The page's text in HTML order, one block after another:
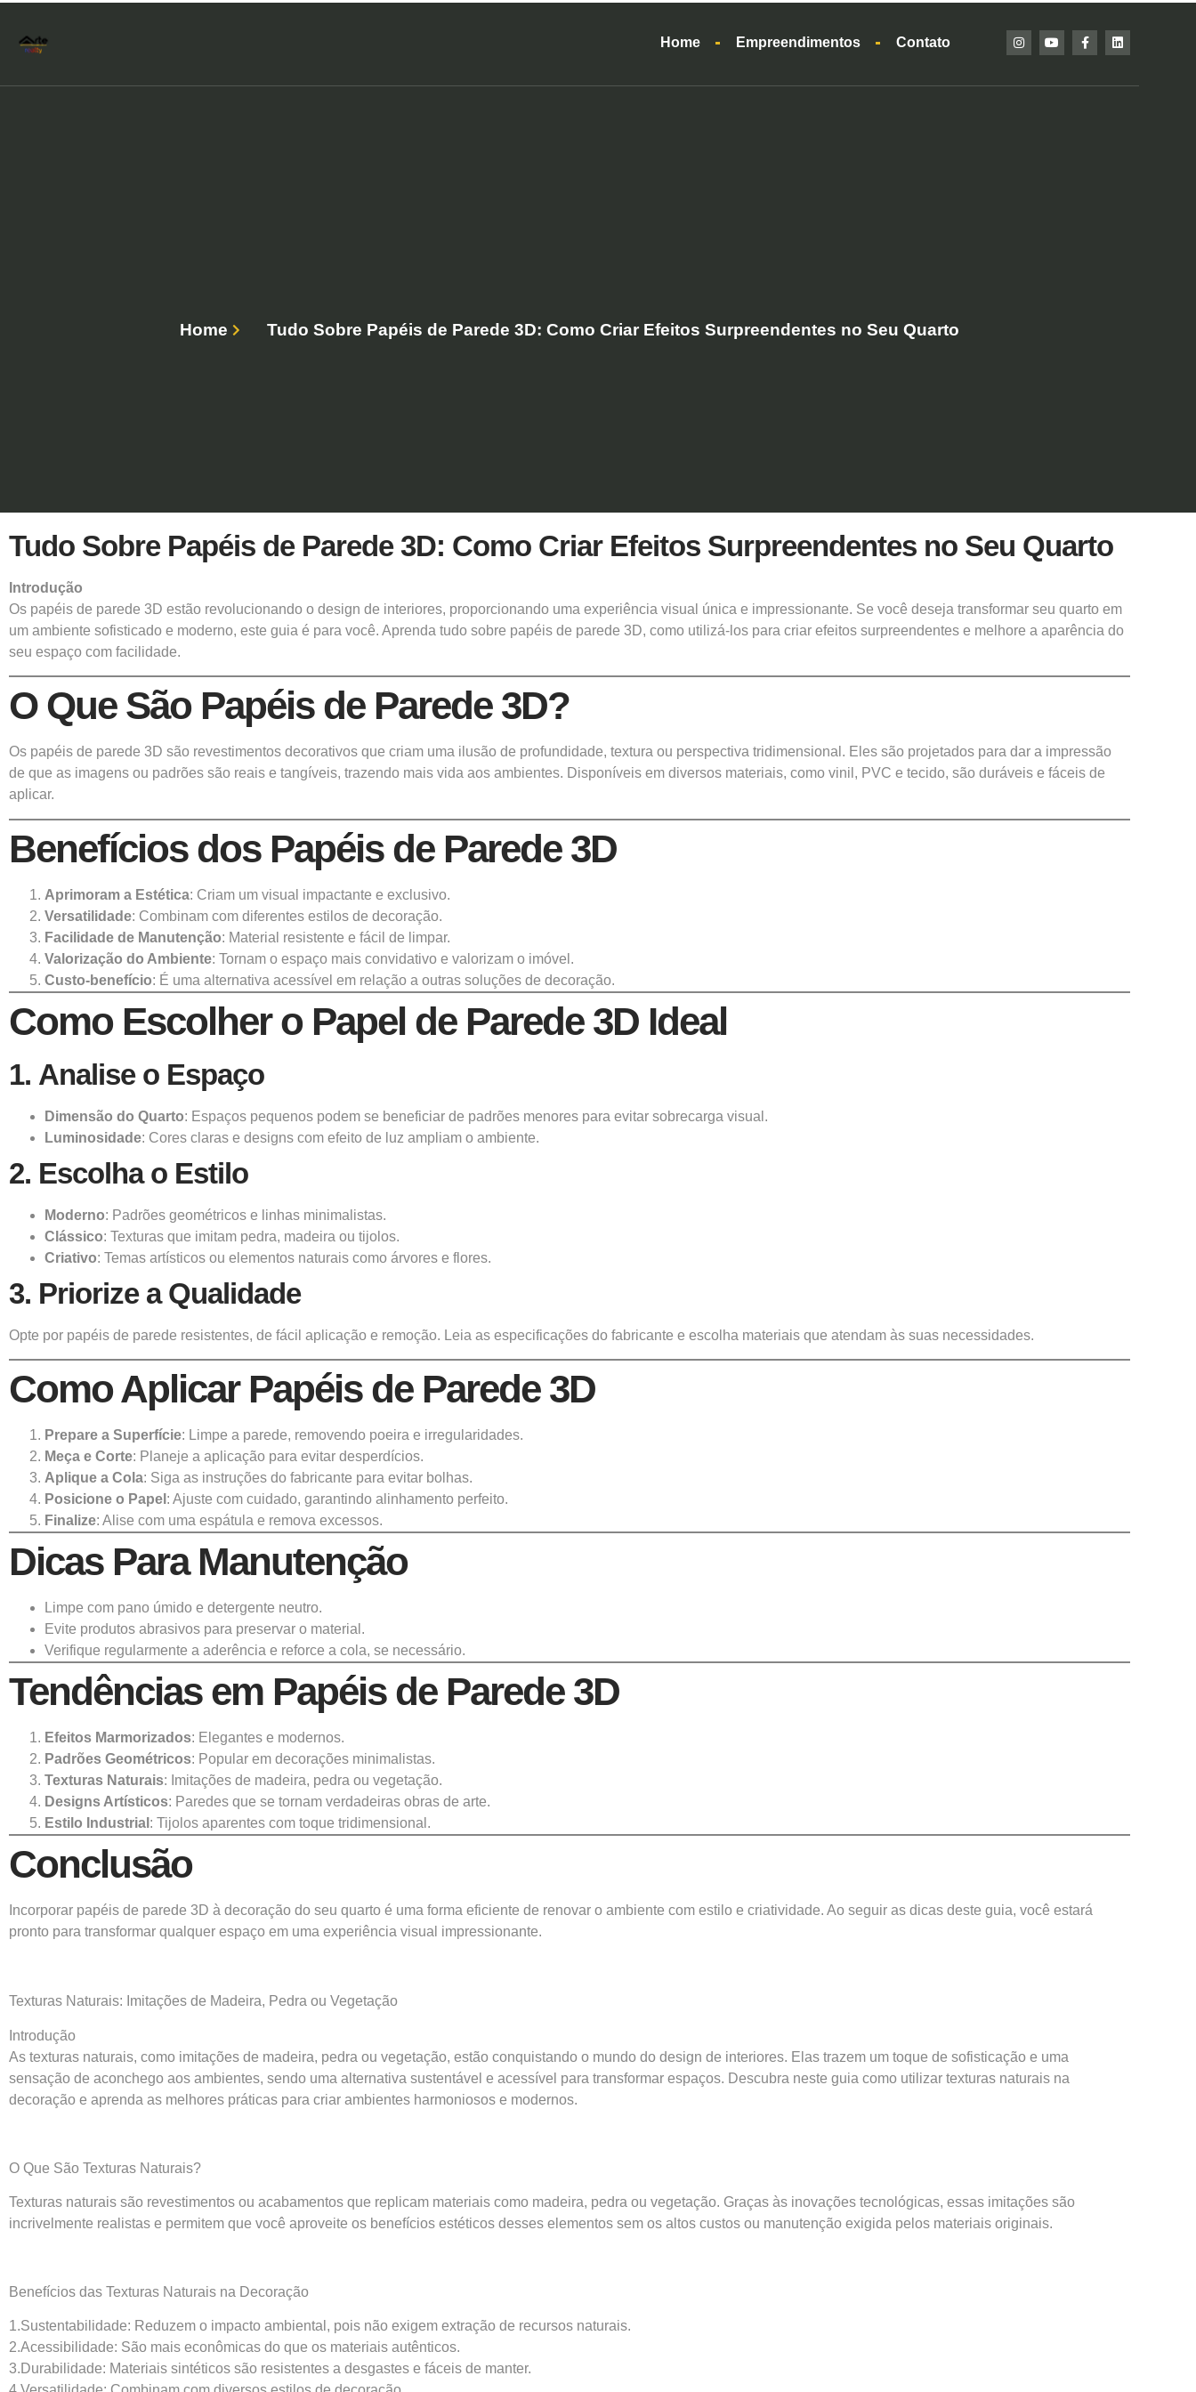
Home Empreendimentos Contato
Home Tudo Sobre Papéis de Parede 3D: Como Criar Efeitos Surpreendentes no Seu Quarto
Tudo Sobre Papéis de Parede 3D: Como Criar Efeitos Surpreendentes no Seu Quarto
Introdução
Os papéis de parede 3D estão revolucionando o design de interiores, proporcionando uma experiência visual única e impressionante. Se você deseja transformar seu quarto em
um ambiente sofisticado e moderno, este guia é para você. Aprenda tudo sobre papéis de parede 3D, como utilizá-los para criar efeitos surpreendentes e melhore a aparência do
seu espaço com facilidade.
O Que São Papéis de Parede 3D?
Os papéis de parede 3D são revestimentos decorativos que criam uma ilusão de profundidade, textura ou perspectiva tridimensional. Eles são projetados para dar a impressão
de que as imagens ou padrões são reais e tangíveis, trazendo mais vida aos ambientes. Disponíveis em diversos materiais, como vinil, PVC e tecido, são duráveis e fáceis de
aplicar.
Benefícios dos Papéis de Parede 3D
Aprimoram a Estética: Criam um visual impactante e exclusivo.
Versatilidade: Combinam com diferentes estilos de decoração.
Facilidade de Manutenção: Material resistente e fácil de limpar.
Valorização do Ambiente: Tornam o espaço mais convidativo e valorizam o imóvel.
Custo-benefício: É uma alternativa acessível em relação a outras soluções de decoração.
Como Escolher o Papel de Parede 3D Ideal
1. Analise o Espaço
Dimensão do Quarto: Espaços pequenos podem se beneficiar de padrões menores para evitar sobrecarga visual.
Luminosidade: Cores claras e designs com efeito de luz ampliam o ambiente.
2. Escolha o Estilo
Moderno: Padrões geométricos e linhas minimalistas.
Clássico: Texturas que imitam pedra, madeira ou tijolos.
Criativo: Temas artísticos ou elementos naturais como árvores e flores.
3. Priorize a Qualidade
Opte por papéis de parede resistentes, de fácil aplicação e remoção. Leia as especificações do fabricante e escolha materiais que atendam às suas necessidades.
Como Aplicar Papéis de Parede 3D
Prepare a Superfície: Limpe a parede, removendo poeira e irregularidades.
Meça e Corte: Planeje a aplicação para evitar desperdícios.
Aplique a Cola: Siga as instruções do fabricante para evitar bolhas.
Posicione o Papel : Ajuste com cuidado, garantindo alinhamento perfeito.
Finalize: Alise com uma espátula e remova excessos.
Dicas Para Manutenção
Limpe com pano úmido e detergente neutro.
Evite produtos abrasivos para preservar o material.
Verifique regularmente a aderência e reforce a cola, se necessário.
Tendências em Papéis de Parede 3D
Efeitos Marmorizados: Elegantes e modernos.
Padrões Geométricos: Popular em decorações minimalistas.
Texturas Naturais: Imitações de madeira, pedra ou vegetação.
Designs Artísticos: Paredes que se tornam verdadeiras obras de arte.
Estilo Industrial : Tijolos aparentes com toque tridimensional.
Conclusão
Incorporar papéis de parede 3D à decoração do seu quarto é uma forma eficiente de renovar o ambiente com estilo e criatividade. Ao seguir as dicas deste guia, você estará
pronto para transformar qualquer espaço em uma experiência visual impressionante.
Texturas Naturais: Imitações de Madeira, Pedra ou Vegetação
Introdução
As texturas naturais, como imitações de madeira, pedra ou vegetação, estão conquistando o mundo do design de interiores. Elas trazem um toque de sofisticação e uma
sensação de aconchego aos ambientes, sendo uma alternativa sustentável e acessível para transformar espaços. Descubra neste guia como utilizar texturas naturais na
decoração e aprenda as melhores práticas para criar ambientes harmoniosos e modernos.
O Que São Texturas Naturais?
Texturas naturais são revestimentos ou acabamentos que replicam materiais como madeira, pedra ou vegetação. Graças às inovações tecnológicas, essas imitações são
incrivelmente realistas e permitem que você aproveite os benefícios estéticos desses elementos sem os altos custos ou manutenção exigida pelos materiais originais.
Benefícios das Texturas Naturais na Decoração
1.Sustentabilidade: Reduzem o impacto ambiental, pois não exigem extração de recursos naturais.
2.Acessibilidade: São mais econômicas do que os materiais autênticos.
3.Durabilidade: Materiais sintéticos são resistentes a desgastes e fáceis de manter.